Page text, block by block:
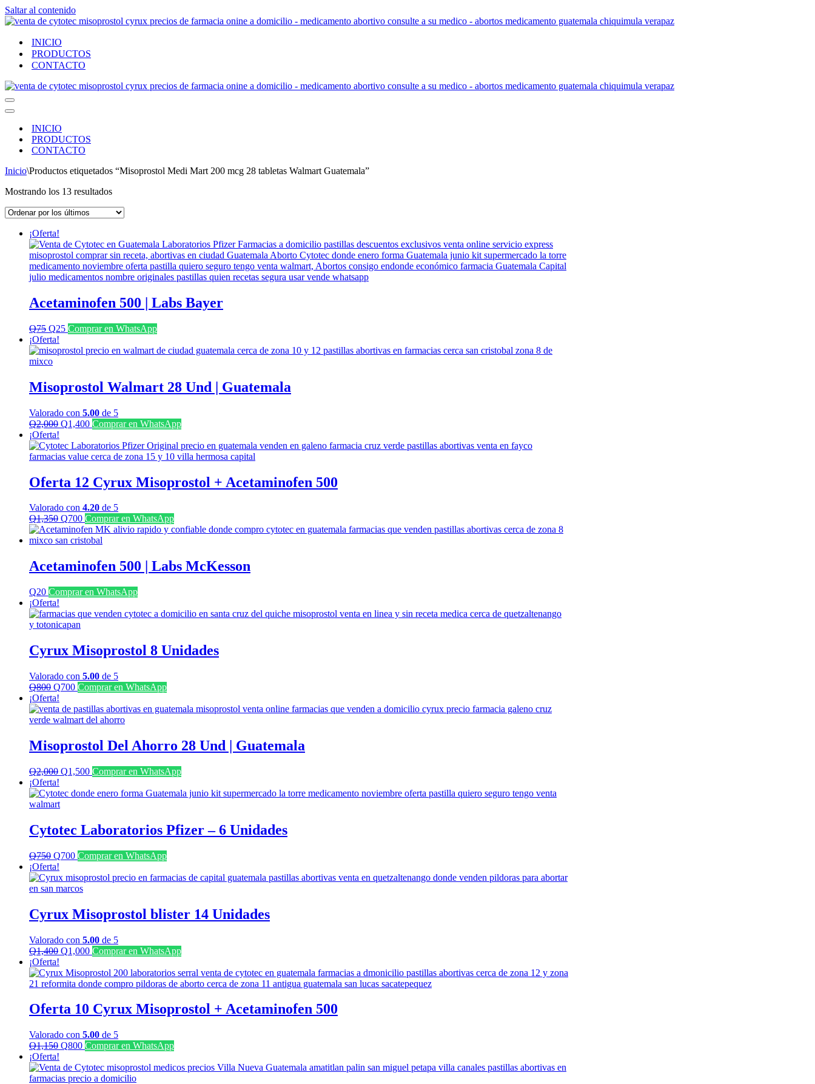
Saltar al contenido
INICIO
PRODUCTOS
CONTACTO
Menú
de
Menú
navegación
INICIO
PRODUCTOS
CONTACTO
Inicio\Productos etiquetados “Misoprostol Medi Mart 200 mcg 28 tabletas Walmart Guatemala”
Mostrando los 13 resultadosOrdenado
los
¡Oferta!
Acetaminofen 500 | Labs Bayer
Q75 El
precio
original
era:
Q25El
actual
Comprar en WhatsApp
¡Oferta!
Misoprostol Walmart 28 Und | Guatemala
Valorado con 5.00 de 5
Q2,000 El
original
era:
Q1,400El
actual
es:
Comprar en WhatsApp
¡Oferta!
Oferta 12 Cyrux Misoprostol + Acetaminofen 500
Valorado con 4.20 de 5
Q1,350 El
precio
original
Q1,350.
Q700El
precio
actual
Q700.
Comprar en WhatsApp
Acetaminofen 500 | Labs McKesson
Q20 Comprar en WhatsApp
¡Oferta!
Cyrux Misoprostol 8 Unidades
Valorado con 5.00 de 5
Q800 El
precio
original
era:
Q700El
actual
es:
Comprar en WhatsApp
¡Oferta!
Misoprostol Del Ahorro 28 Und | Guatemala
Q2,000 El
original
Q1,500El
actual
Comprar en WhatsApp
¡Oferta!
Cytotec Laboratorios Pfizer – 6 Unidades
Q750 El
precio
original
era:
Q700El
actual
es:
Comprar en WhatsApp
¡Oferta!
Cyrux Misoprostol blister 14 Unidades
Valorado con 5.00 de 5
Q1,400 El
original
era:
Q1,000El
actual
es:
Comprar en WhatsApp
¡Oferta!
Oferta 10 Cyrux Misoprostol + Acetaminofen 500
Valorado con 5.00 de 5
Q1,150 El
original
era:
Q800El
actual
es:
Comprar en WhatsApp
¡Oferta!